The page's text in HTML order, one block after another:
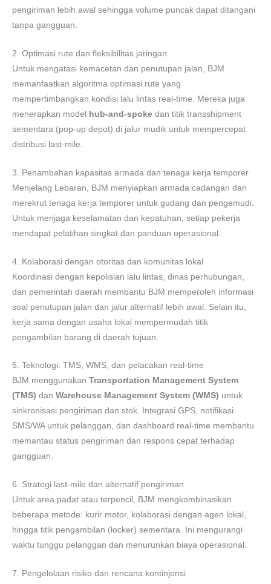
pengiriman lebih awal sehingga volume puncak dapat ditangani
tanpa gangguan.
2. Optimasi rute dan fleksibilitas jaringan
Untuk mengatasi kemacetan dan penutupan jalan, BJM
memanfaatkan algoritma optimasi rute yang
mempertimbangkan kondisi lalu lintas real-time. Mereka juga
menerapkan model
hub-and-spoke dan titik transshipment
sementara (pop-up depot) di jalur mudik untuk mempercepat
distribusi last-mile.
3. Penambahan kapasitas armada dan tenaga kerja temporer
Menjelang Lebaran, BJM menyiapkan armada cadangan dan
merekrut tenaga kerja temporer untuk gudang dan pengemudi.
Untuk menjaga keselamatan dan kepatuhan, setiap pekerja
mendapat pelatihan singkat dan panduan operasional.
4. Kolaborasi dengan otoritas dan komunitas lokal
Koordinasi dengan kepolisian lalu lintas, dinas perhubungan,
dan pemerintah daerah membantu BJM memperoleh informasi
soal penutupan jalan dan jalur alternatif lebih awal. Selain itu,
kerja sama dengan usaha lokal mempermudah titik
pengambilan barang di daerah tujuan.
5. Teknologi: TMS, WMS, dan pelacakan real-time
BJM menggunakan Transportation Management System
(TMS) dan Warehouse Management System (WMS) untuk
sinkronisasi pengiriman dan stok. Integrasi GPS, notifikasi
SMS/WA untuk pelanggan, dan dashboard real-time membantu
memantau status pengiriman dan respons cepat terhadap
gangguan.
6. Strategi last-mile dan alternatif pengiriman
Untuk area padat atau terpencil, BJM mengkombinasikan
beberapa metode: kurir motor, kolaborasi dengan agen lokal,
hingga titik pengambilan (locker) sementara. Ini mengurangi
waktu tunggu pelanggan dan menurunkan biaya operasional.
7. Pengelolaan risiko dan rencana kontinjensi